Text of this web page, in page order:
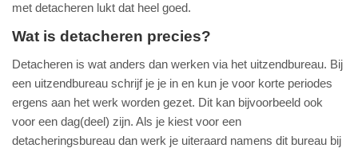
met detacheren lukt dat heel goed.
Wat is detacheren precies?
Detacheren is wat anders dan werken via het uitzendbureau. Bij
een uitzendbureau schrijf je je in en kun je voor korte periodes
ergens aan het werk worden gezet. Dit kan bijvoorbeeld ook
voor een dag(deel) zijn. Als je kiest voor een
detacheringsbureau dan werk je uiteraard namens dit bureau bij